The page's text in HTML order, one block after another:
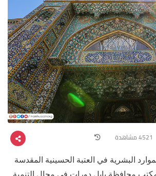
البشرية في العتبة الحسينية المقدسة